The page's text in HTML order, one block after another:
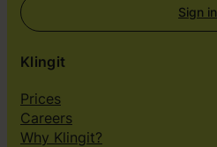
Sign in
Klingit
Prices
Careers
Why Klingit?